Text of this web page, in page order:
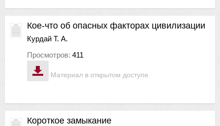
Материал в открытом доступе
Кое-что об опасных факторах цивилизации
Курдай Т. А.
Просмотров: 411
Короткое замыкание